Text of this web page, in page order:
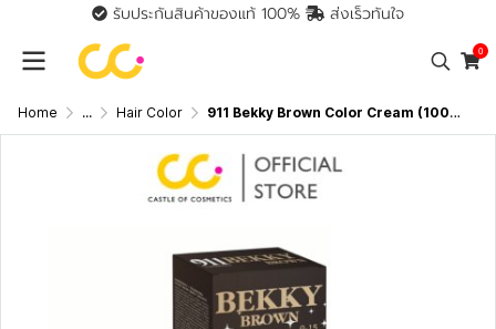
รับประกันสินค้าของแท้ 100% ส่งเร็วทันใจ
0
Home ... Hair Color 911 Bekky Brown Color Cream (100ml +100ml) เบ็คกี้ บราวน์ คัลเลอร์ ครีม